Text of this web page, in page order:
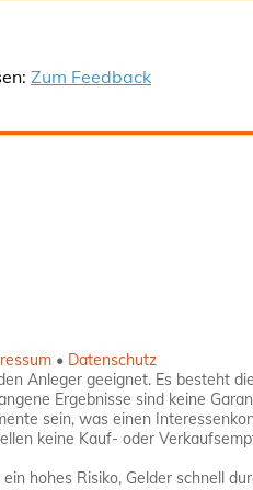
Zum Feedback
• Datenschutz
Anleger geeignet. Es besteht
Ergebnisse sind keine
sein, was einen
keine Kauf- oder
hohes Risiko, Gelder schnell